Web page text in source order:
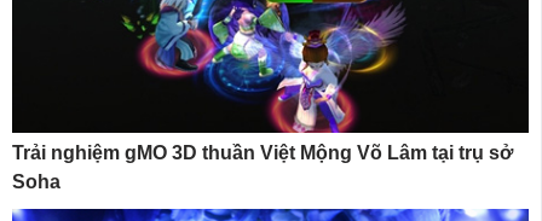
Trải nghiệm gMO 3D thuần Việt Mộng Võ Lâm tại trụ sở
Soha